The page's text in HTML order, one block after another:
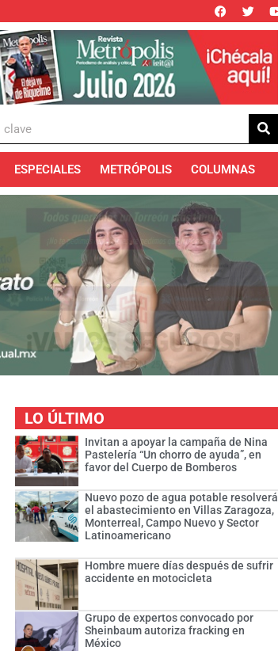
ESPECIALES METRÓPOLIS COLUMNAS
LO ÚLTIMO
Invitan a apoyar la campaña de Nina
Pastelería “Un chorro de ayuda”, en
favor del Cuerpo de Bomberos
Nuevo pozo de agua potable resolverá
el abastecimiento en Villas Zaragoza,
Monterreal, Campo Nuevo y Sector
Latinoamericano
Hombre muere días después de sufrir
accidente en motocicleta
Grupo de expertos convocado por
Sheinbaum autoriza fracking en
México